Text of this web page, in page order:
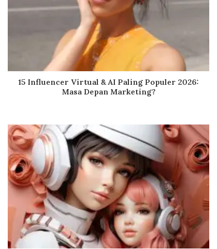
15 Influencer Virtual & AI Paling Populer 2026:
Masa Depan Marketing?